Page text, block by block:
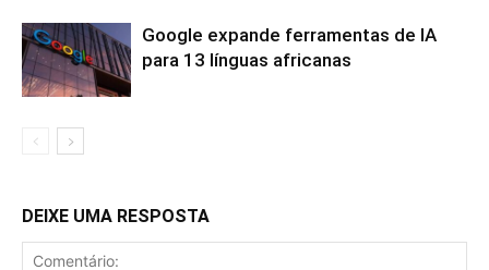
Google expande ferramentas de IA
para 13 línguas africanas
DEIXE UMA RESPOSTA